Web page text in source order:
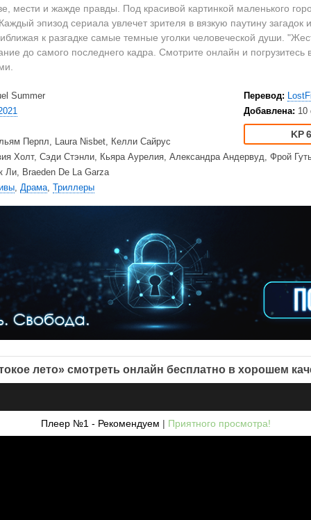
Великобритания
Турция
Корея Южная
Комедии
Криминал
Мелодрамы
Приключения
мести и жажде правды. Под красивой картинкой маленького
эпизод сериала увлечет зрителя в вязкую паутину
к разгадке самые темные уголки человеческой души.
до самого последнего кадра. Смотрите онлайн и погрузитесь
Summer
Перпл, Laura Nisbet, Келли Сайрус
Перевод:
Добавлена: 10
Холт, Сэди Стэнли, Кьяра Аурелия, Александра Андервуд, Фрой
Ли, Braeden De La Garza
, Драма, Триллеры
лето» смотреть онлайн бесплатно в хорошем
Плеер №1 - Рекомендуем | Приятного просмотра!